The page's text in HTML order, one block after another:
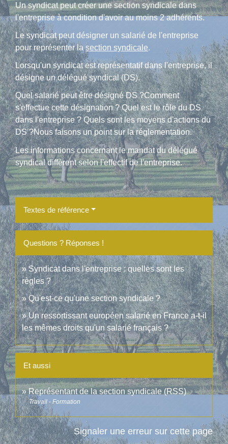
Un syndicat peut créer une section syndicale dans
l'entreprise à condition d'avoir au moins 2 adhérents.
Le syndicat peut désigner un salarié de l'entreprise
pour représenter lasection syndicale.
Lorsqu'un syndicat est représentatif dans l'entreprise, il
désigne un délégué syndical (DS).
Quel salarié peut être désigné DS ?Comment
s'effectue cette désignation ? Quel est le rôle du DS
dans l'entreprise ? Quels sont les moyens d'actions du
DS ?Nous faisons un point sur la réglementation.
Les informations concernant le mandat du délégué
syndical diffèrent selon l'effectif de l'entreprise.
Textes de référence
Questions ? Réponses !
Syndicat dans l'entreprise : quelles sont les
règles ?
Qu'est-ce qu'une section syndicale ?
Un ressortissant européen salarié en France a-t-il
les mêmes droits qu'un salarié français ?
Et aussi
Représentant de la section syndicale (RSS)
Travail - Formation
Signaler une erreur sur cette page